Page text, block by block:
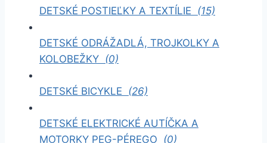
DETSKÉ POSTIEĽKY A TEXTÍLIE (15)
DETSKÉ ODRÁŽADLÁ, TROJKOLKY A
KOLOBEŽKY (0)
DETSKÉ BICYKLE (26)
DETSKÉ ELEKTRICKÉ AUTÍČKA A
MOTORKY PEG-PÉREGO (0)